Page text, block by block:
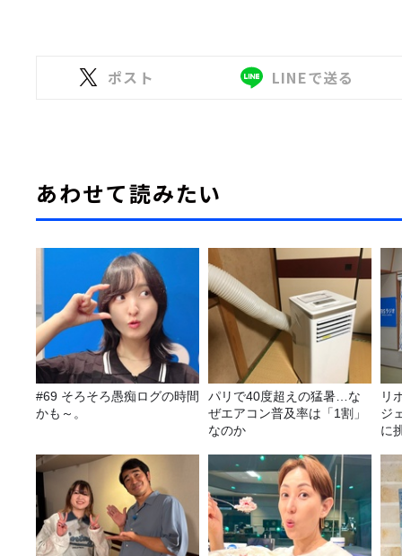
ポスト LINEで送る
あわせて読みたい
#69 そろそろ愚痴ログの時間
かも～。
パリで40度超えの猛暑…な
ぜエアコン普及率は「1割」
なのか
リ
ジ
に